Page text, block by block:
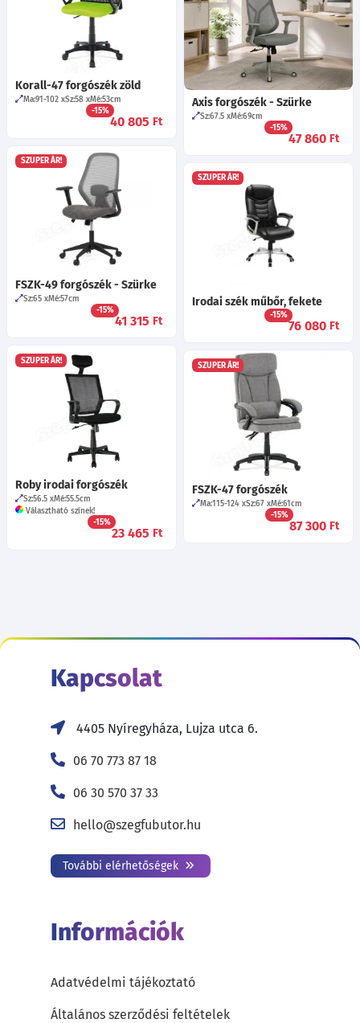
Korall-47 forgószék zöld
Ma:91-102 Sz:58 Mé:53cm
-15%
40 805 Ft
Axis forgószék - Szürke
Sz:67.5 Mé:69cm
-15%
47 860 Ft
SZUPER ÁR!
FSZK-49 forgószék - Szürke
Sz:65 Mé:57cm
-15%
41 315 Ft
SZUPER ÁR!
Irodai szék műbőr, fekete
-15%
76 080 Ft
SZUPER ÁR!
Roby irodai forgószék
Sz:56.5 Mé:55.5cm
Választható színek!
-15%
23 465 Ft
SZUPER ÁR!
FSZK-47 forgószék
Ma:115-124 Sz:67 Mé:61cm
-15%
87 300 Ft
Kapcsolat
4405 Nyíregyháza, Lujza utca 6.
06 70 773 87 18
06 30 570 37 33
hello@szegfubutor.hu
További elérhetőségek
Információk
Adatvédelmi tájékoztató
Általános szerződési feltételek